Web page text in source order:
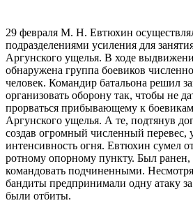
29 февраля М. Н. Евтюхин
подразделениями усиления для
Аргунского ущелья. В ходе
обнаружена группа боевиков
человек. Командир батальона решил
организовать оборону так, чтобы не
прорваться прибывающему к
Аргунского ущелья. А те, подтянув
создав огромный численный перевес,
интенсивность огня. Евтюхин сумел
ротному опорному пункту. Был
командовать подчиненными.
бандиты предпринимали одну атаку
были отбиты.